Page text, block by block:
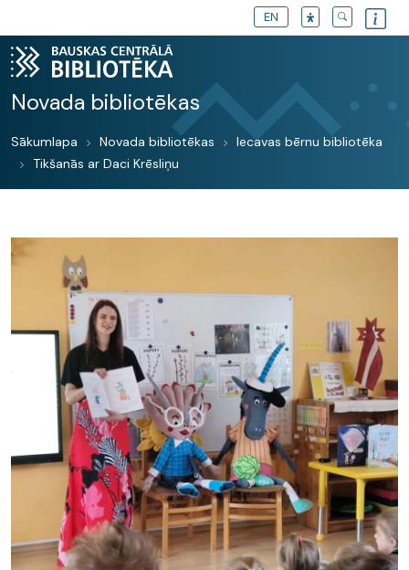
EN
Novada bibliotēkas
Sākumlapa Novada bibliotēkas
Iecavas bērnu bibliotēka
Tikšanās ar Daci Krēsliņu